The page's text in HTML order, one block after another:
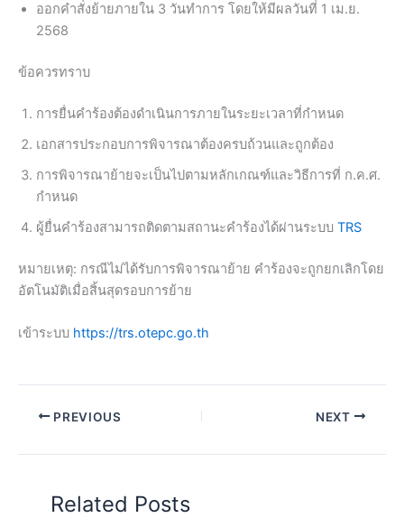
ออกคำสั่งย้ายภายใน 3 วันทำการ โดยให้มีผลวันที่ 1 เม.ย.
2568
ข้อควรทราบ
การยื่นคำร้องต้องดำเนินการภายในระยะเวลาที่กำหนด
เอกสารประกอบการพิจารณาต้องครบถ้วนและถูกต้อง
การพิจารณาย้ายจะเป็นไปตามหลักเกณฑ์และวิธีการที่ ก.ค.ศ.
กำหนด
ผู้ยื่นคำร้องสามารถติดตามสถานะคำร้องได้ผ่านระบบ TRS
หมายเหตุ: กรณีไม่ได้รับการพิจารณาย้าย คำร้องจะถูกยกเลิกโดย
อัตโนมัติเมื่อสิ้นสุดรอบการย้าย
เข้าระบบ https://trs.otepc.go.th
PREVIOUS NEXT
Related Posts